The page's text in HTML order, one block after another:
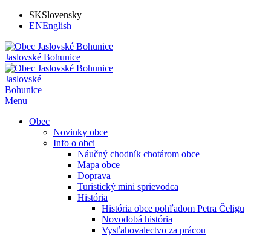
SKSlovensky
ENEnglish
Jaslovské Bohunice
Jaslovské
Bohunice
Menu
Obec
Novinky obce
Info o obci
Náučný chodník chotárom obce
Mapa obce
Doprava
Turistický mini sprievodca
História
História obce pohľadom Petra Čeligu
Novodobá história
Vysťahovalectvo za prácou